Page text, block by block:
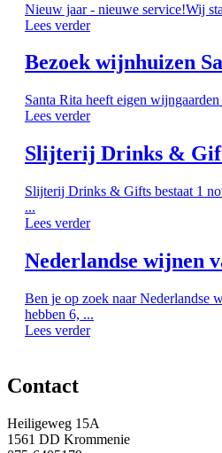
Nieuw jaar - nieuwe service!Wij
Lees verder
Bezoek wijnhuizen
Santa Rita heeft eigen
Lees verder
Slijterij Drinks &
Slijterij Drinks & Gifts bestaat 1
...
Lees verder
Nederlandse wijnen
Ben je op zoek naar Nederlandse
hebben 6, ...
Lees verder
Contact
Heiligeweg 15A
1561 DD Krommenie